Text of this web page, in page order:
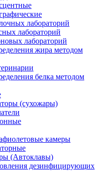
лабораторий
лабораторий
лабораторий
жира методом
белка методом
(сухожары)
камеры
(Автоклавы)
дезинфицирующих